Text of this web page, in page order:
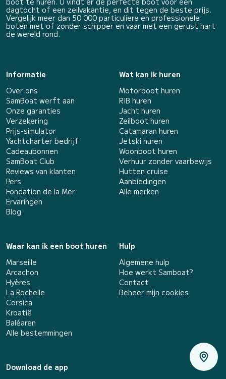
dagtocht of een zeilvakantie, en dit tegen de beste prijs.
Vergelijk meer dan 50 000 particuliere en professionele
boten met of zonder schipper en vaar met een gerust hart
de wereld rond.
Informatie
Over ons
SamBoat werft aan
Onze garanties
Verzekering
Prijs-simulator
Yachtcharter bedrijf
Cadeaubonnen
SamBoat Club
Reviews van klanten
Pers
Fondation de la Mer
Ervaringen
Blog
Wat kan ik huren
Motorboot huren
RIB huren
Jacht huren
Zeilboot huren
Catamaran huren
Jetski huren
Woonboot huren
Verhuur zonder vaarbewijs
Hutten cruise
Aanbiedingen
Alle merken
Waar kan ik een boot huren
Marseille
Arcachon
Hyères
La Rochelle
Corsica
Kroatië
Baléaren
Alle bestemmingen
Hulp
Algemene hulp
Hoe werkt Samboat?
Contact
Beheer mijn cookies
Download de app